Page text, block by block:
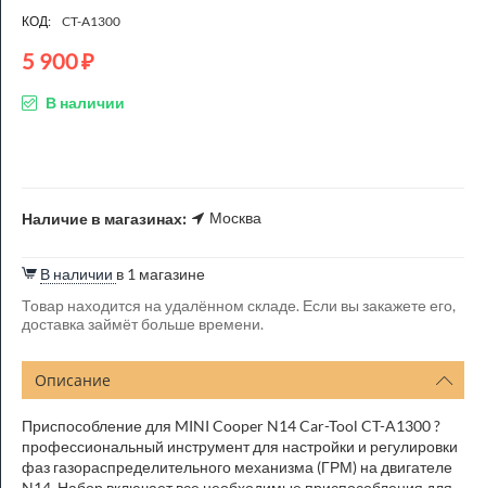
КОД: CT-A1300
5 900₽
В наличии
Наличие в магазинах: Москва
В наличии в 1 магазине
Товар находится на удалённом складе. Если вы закажете его,
доставка займёт больше времени.
Описание
Приспособление для MINI Cooper N14 Car-Tool CT-A1300 ?
профессиональный инструмент для настройки и регулировки
фаз газораспределительного механизма (ГРМ) на двигателе